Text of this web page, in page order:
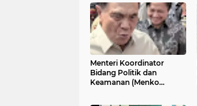
Menteri Koordinator
Bidang Politik dan
Keamanan (Menko